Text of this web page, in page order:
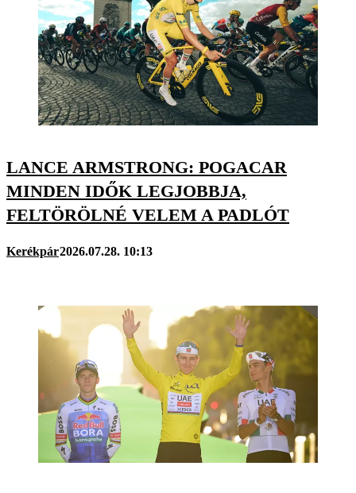
LANCE ARMSTRONG: POGACAR
MINDEN IDŐK LEGJOBBJA,
FELTÖRÖLNÉ VELEM A PADLÓT
Kerékpár2026.07.28. 10:13